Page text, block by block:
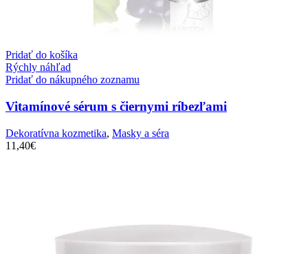
Pridať do košíka
Rýchly náhľad
Pridať do nákupného zoznamu
Vitamínové sérum s čiernymi ríbezľami
Dekoratívna kozmetika, Masky a séra
11,40€